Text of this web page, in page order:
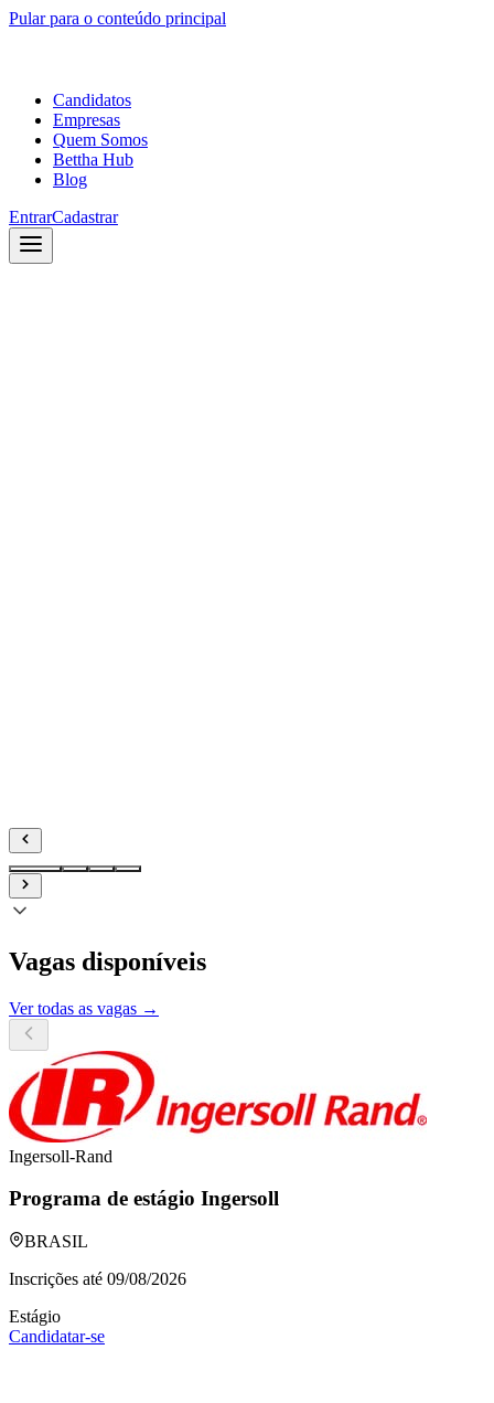
Pular para o conteúdo principal
Candidatos
Empresas
Quem Somos
Bettha Hub
Blog
EntrarCadastrar
Vagas disponíveis
Ver todas as vagas →
Ingersoll-Rand
Programa de estágio Ingersoll
BRASIL
Inscrições até 09/08/2026
Estágio
Candidatar-se